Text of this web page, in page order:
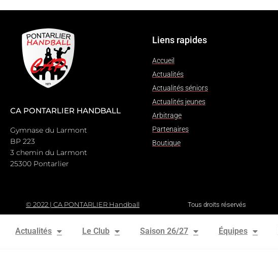
CA PONTARLIER HANDBALL
Gymnase du Larmont
BP 223
3 chemin du Larmont
25300 Pontarlier
Liens rapides
Accueil
Actualités
Actualités séniors
Actualités jeunes
Arbitrage
Partenaires
Boutique
© 2022 | CA PONTARLIER Handball Tous droits réservés
Actualités Le Club Saison 26/27 Équipes